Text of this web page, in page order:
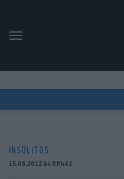
INSÓLITOS
15.05.2012 às 08h42